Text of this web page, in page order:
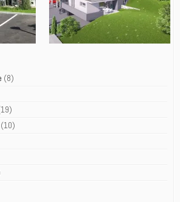
(8)
(10)